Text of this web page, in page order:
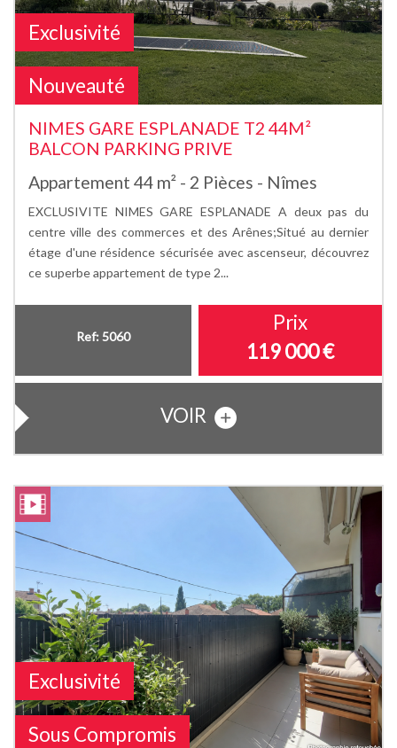
Exclusivité
Nouveauté
NIMES GARE ESPLANADE T2 44M²
BALCON PARKING PRIVE
Appartement 44 m² - 2 Pièces - Nîmes
EXCLUSIVITE NIMES GARE ESPLANADE A deux pas du
centre ville des commerces et des Arênes;Situé au dernier
étage d'une résidence sécurisée avec ascenseur, découvrez
ce superbe appartement de type 2...
Ref: 5060
Prix
119 000€
VOIR
Sous Compromis
Exclusivité